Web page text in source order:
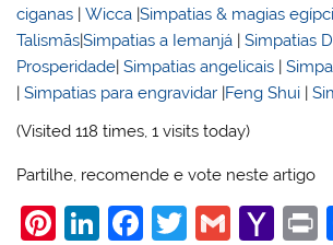
ciganas |Wicca |Simpatias & magias
Talismãs|Simpatias a Iemanjá |Simpatias
Prosperidade|Simpatias angelicais |
|Simpatias para engravidar |Feng Shui |
(Visited 118 times, 1 visits today)
Partilhe, recomende e vote neste artigo
Pi Li F
T
G
Y